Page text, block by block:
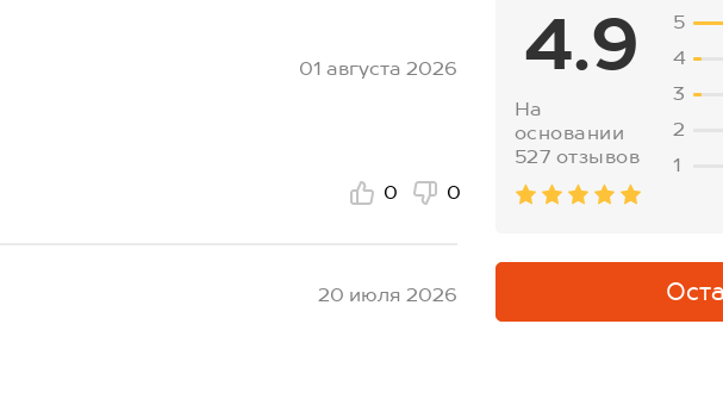
4.9
На
основании
527 отзывов
5
4
3
2
1
01 августа 2026
0
0
20 июля 2026